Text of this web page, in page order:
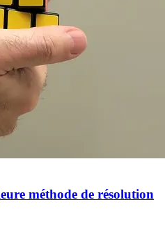
méthode de résolution